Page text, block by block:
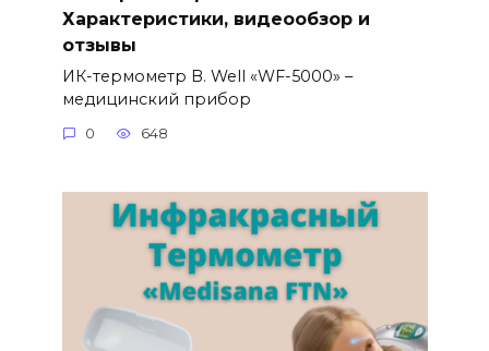
Характеристики, видеообзор и
отзывы
ИК-термометр B. Well «WF-5000» –
медицинский прибор
0 648